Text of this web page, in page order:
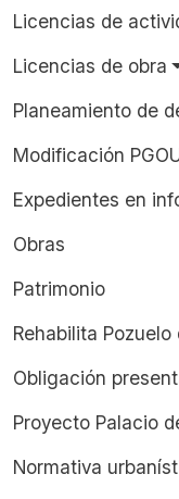
Licencias de
Licencias de obra
Planeamiento de
Modificación
Expedientes en
Obras
Patrimonio
Rehabilita
Obligación
Proyecto Palacio
Normativa